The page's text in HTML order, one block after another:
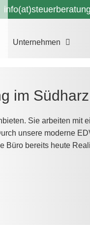
Unternehmen
im
Sie arbeiten mit
unsere moderne
Büro bereits heute